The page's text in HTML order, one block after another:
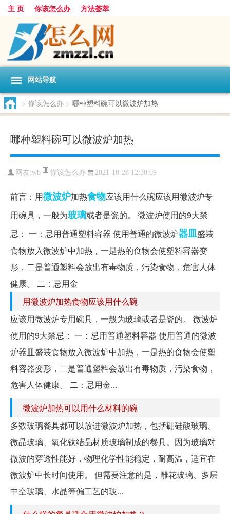
主 页 你该怎么办 方法荟萃
网站导航
> 你该怎么办 > 哪种塑料碗可以微波炉加热
哪种塑料碗可以微波炉加热
网友:wb 你该怎么办 2021-10-28 12:30:09
前言：用微波炉加热食物应该用什么碗应该用微波炉专
用碗具，一般为玻璃或者是瓷的。 微波炉使用的9大禁
忌： 一：忌用普通塑料容器 使用普通的微波炉器皿盛装
食物放入微波炉中加热，一是热的食物会使塑料容器变
形，二是普通塑料会放出有毒物质，污染食物，危害人体
健康。 二：忌用金
用微波炉加热食物应该用什么碗
应该用微波炉专用碗具，一般为玻璃或者是瓷的。 微波炉
使用的9大禁忌： 一：忌用普通塑料容器 使用普通的微波
炉器皿盛装食物放入微波炉中加热，一是热的食物会使塑
料容器变形，二是普通塑料会放出有毒物质，污染食物，
危害人体健康。 二：忌用金...
微波炉加热可以用什么材料的碗
多数玻璃餐具都可以放进微波炉加热，包括硼硅酸玻璃、
微晶玻璃、氧化钛结晶材质玻璃制成的餐具。因为玻璃对
微波的穿透性能好，物理化学性能稳定，耐高温，适宜在
微波炉中长时间使用。 但需要注意的是，雕花玻璃、多层
中空玻璃、水晶等偏工艺的玻...